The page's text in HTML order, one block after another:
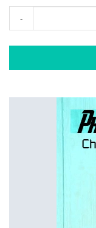
-